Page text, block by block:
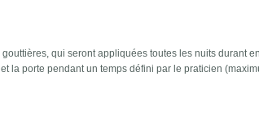
qui seront appliquées toutes les nuits durant
la porte pendant un temps défini par le praticien